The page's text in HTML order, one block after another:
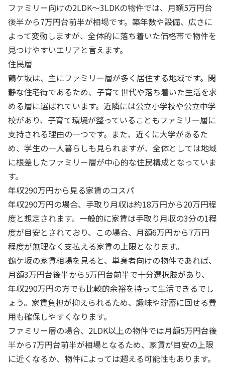
ファミリー向けの2LDK～3LDKの物件では、月額5万円台
後半から7万円台前半が相場です。築年数や設備、広さに
よって変動しますが、全体的に落ち着いた価格帯で物件を
見つけやすいエリアと言えます。
住民層
鶴ケ坂は、主にファミリー層が多く居住する地域です。閑
静な住宅街であるため、子育て世代や落ち着いた生活を求
める層に選ばれています。近隣には公立小学校や公立中学
校があり、子育て環境が整っていることもファミリー層に
支持される理由の一つです。また、近くに大学があるた
め、学生の一人暮らしも見られますが、全体としては地域
に根差したファミリー層が中心的な住民構成となっていま
す。
年収290万円から見る家賃のコスパ
年収290万円の場合、手取り月収は約18万円から20万円程
度と想定されます。一般的に家賃は手取り月収の3分の1程
度が目安とされており、この場合、月額6万円から7万円
程度が無理なく支払える家賃の上限となります。
鶴ケ坂の家賃相場を見ると、単身者向けの物件であれば、
月額3万円台後半から5万円台前半で十分選択肢があり、
年収290万円の方でも比較的余裕を持って生活できるでし
ょう。家賃負担が抑えられるため、趣味や貯蓄に回せる費
用も確保しやすくなります。
ファミリー層の場合、2LDK以上の物件では月額5万円台後
半から7万円台前半が相場となるため、家賃が目安の上限
に近くなるか、物件によっては超える可能性もあります。